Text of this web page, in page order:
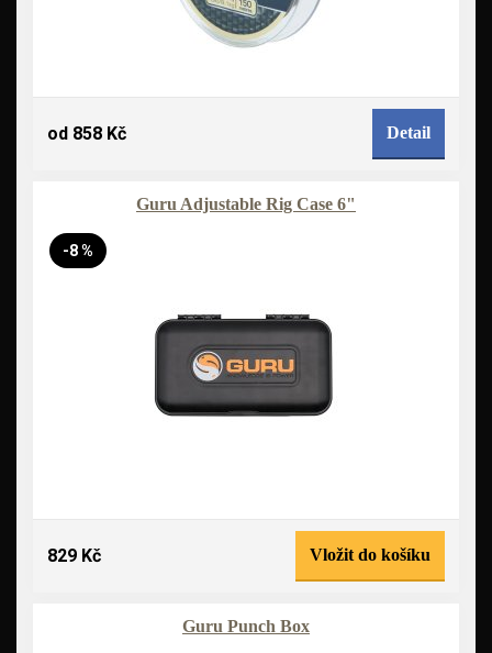
od 858 Kč Detail
Guru Adjustable Rig Case 6"
-8 %
829 Kč Vložit do košíku
Guru Punch Box